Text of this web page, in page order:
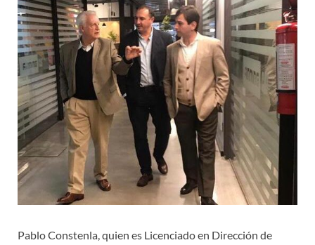
Pablo Constenla, quien es Licenciado en Dirección de